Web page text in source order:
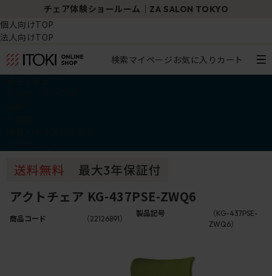
チェア体験ショールーム｜ZA SALON TOKYO
個人向けTOP
法人向けTOP
検索マイページ お気に入り カート
アクトチェア KG-437PSE-ZWQ6
商品コード （22126891）
製品記号
（KG-437PSE-
ZWQ6）